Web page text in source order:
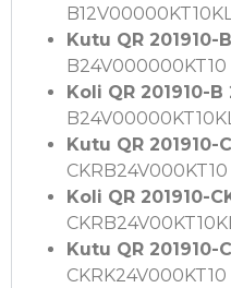
Kutu QR 201910-
B24V000000KT10
Koli QR 201910-B
Kutu QR 201910-
CKRB24V000KT10
Koli QR 201910-
Kutu QR 201910-
CKRK24V000KT10